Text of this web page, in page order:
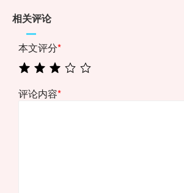
相关评论
本文评分*
评论内容*